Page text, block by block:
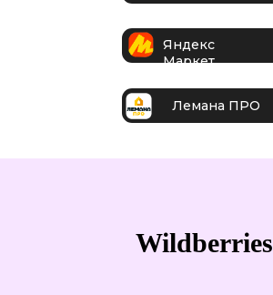
Лемана ПРО
Яндекс
Маркет
Wildberries